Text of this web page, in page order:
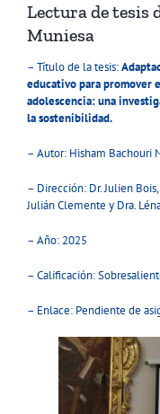
Lectura de tesis
Muniesa
– Título de la tesis:
educativo para promover
adolescencia: una
la sostenibilidad.
– Autor: Hisham Bachouri
– Dirección: Dr. Julien
Julián Clemente y Dra.
– Año: 2025
– Calificación:
– Enlace: Pendiente de